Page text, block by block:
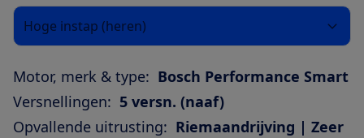
Hoge instap (heren)
Motor, merk & type: Bosch Performance Smart
Versnellingen: 5 versn. (naaf)
Opvallende uitrusting: Riemaandrijving | Zeer